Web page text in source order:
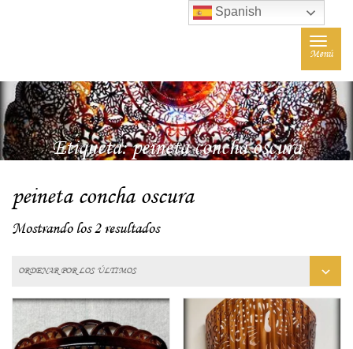
Toggle
Menú
Etiqueta:peineta concha oscura
peineta concha oscura
Mostrando los 2 resultados
Spanish